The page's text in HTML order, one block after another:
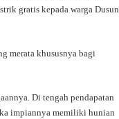
gratis kepada warga Dusun
merata khususnya bagi
Di tengah pendapatan
impiannya memiliki hunian